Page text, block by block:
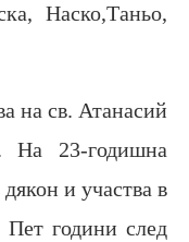
Наско,Таньо,
на св. Атанасий
На 23-годишна
и участва в
Пет години след